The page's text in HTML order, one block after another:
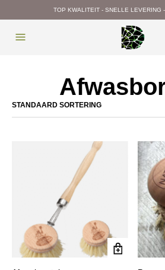
TOP KWALITEIT - SNELLE LEVERING